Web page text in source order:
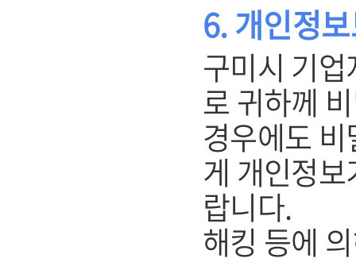
6. 개인정
구미시 기
로 귀하께
경우에도
게 개인정
랍니다.
해킹 등에